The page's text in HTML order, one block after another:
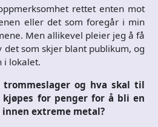
rettet enten mot
eller det som foregår i min
Men allikevel pleier jeg å få
det som skjer blant publikum, og
i lokalet.
og hva skal til
for penger for å bli en
extreme metal?